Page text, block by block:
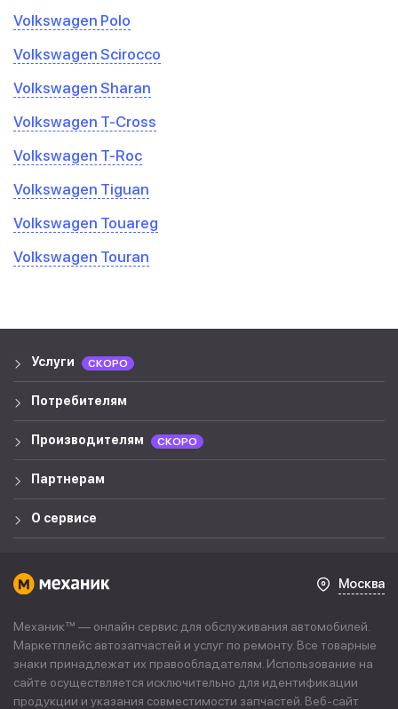
Volkswagen Polo
Volkswagen Scirocco
Volkswagen Sharan
Volkswagen T-Cross
Volkswagen T-Roc
Volkswagen Tiguan
Volkswagen Touareg
Volkswagen Touran
Услуги СКОРО
Потребителям
Производителям СКОРО
Партнерам
О сервисе
Москва
Механик™ — онлайн сервис для обслуживания автомобилей.
Маркетплейс автозапчастей и услуг по ремонту. Все товарные
знаки принадлежат их правообладателям. Использование на
сайте осуществляется исключительно для идентификации
продукции и указания совместимости запчастей. Веб-сайт